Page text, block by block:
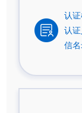
认证
认
信